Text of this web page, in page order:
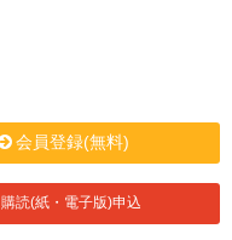
会員登録(無料)
購読(紙・電子版)申込